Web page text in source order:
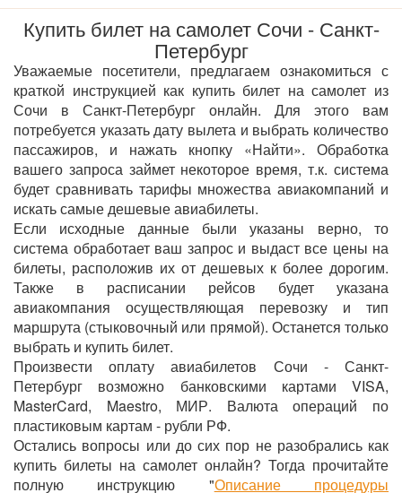
Купить билет на самолет Сочи - Санкт-
Петербург
Уважаемые посетители, предлагаем ознакомиться с
краткой инструкцией как купить билет на самолет из
Сочи в Санкт-Петербург онлайн. Для этого вам
потребуется указать дату вылета и выбрать количество
пассажиров, и нажать кнопку «Найти». Обработка
вашего запроса займет некоторое время, т.к. система
будет сравнивать тарифы множества авиакомпаний и
искать самые дешевые авиабилеты.
Если исходные данные были указаны верно, то
система обработает ваш запрос и выдаст все цены на
билеты, расположив их от дешевых к более дорогим.
Также в расписании рейсов будет указана
авиакомпания осуществляющая перевозку и тип
маршрута (стыковочный или прямой). Останется только
выбрать и купить билет.
Произвести оплату авиабилетов Сочи - Санкт-
Петербург возможно банковскими картами VISA,
MasterCard, Maestro, МИР. Валюта операций по
пластиковым картам - рубли РФ.
Остались вопросы или до сих пор не разобрались как
купить билеты на самолет онлайн? Тогда прочитайте
полную инструкцию "Описание процедуры